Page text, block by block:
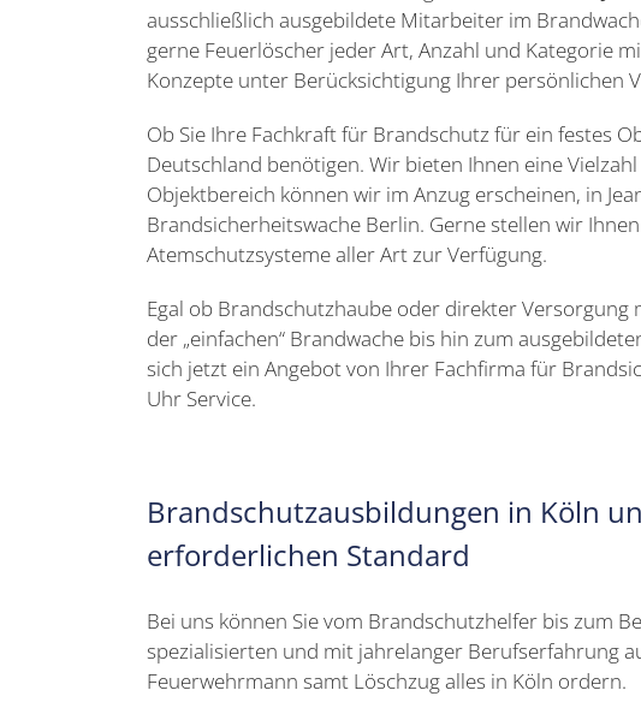
ausschließlich ausgebildete Mitarbeiter im
gerne Feuerlöscher jeder Art, Anzahl und Kategorie
Konzepte unter Berücksichtigung Ihrer persönlichen
Ob Sie Ihre Fachkraft für Brandschutz für ein festes
Deutschland benötigen. Wir bieten Ihnen eine
Objektbereich können wir im Anzug erscheinen, in
Brandsicherheitswache Berlin. Gerne stellen wir
Atemschutzsysteme aller Art zur Verfügung.
Egal ob Brandschutzhaube oder direkter Versorgung
der „einfachen“ Brandwache bis hin zum
sich jetzt ein Angebot von Ihrer Fachfirma für
Uhr Service.
Brandschutzausbildungen in Köln
erforderlichen Standard
Bei uns können Sie vom Brandschutzhelfer bis zum
spezialisierten und mit jahrelanger Berufserfahrung
Feuerwehrmann samt Löschzug alles in Köln ordern.